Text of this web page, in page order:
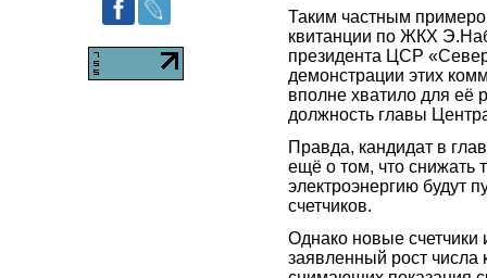
Таким частным
квитанции по ЖКХ
президента ЦСР
демонстрации этих
вполне хватило для её
должность главы
Правда, кандидат в
ещё о том, что снижать
электроэнергию будут
счетчиков.
Однако новые счетчики
заявленный рост числа